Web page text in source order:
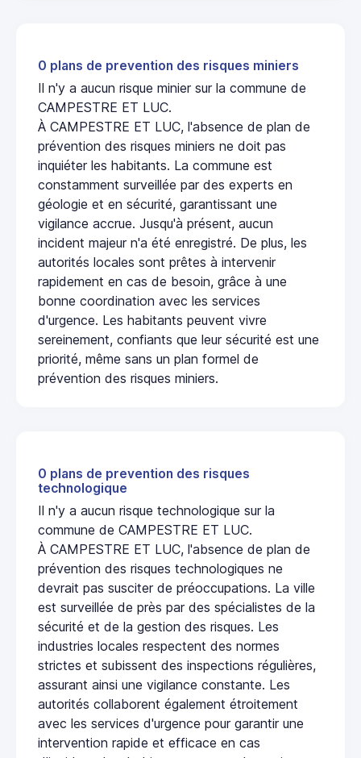
0 plans de prevention des risques miniers
Il n'y a aucun risque minier sur la commune de
CAMPESTRE ET LUC.
À CAMPESTRE ET LUC, l'absence de plan de
prévention des risques miniers ne doit pas
inquiéter les habitants. La commune est
constamment surveillée par des experts en
géologie et en sécurité, garantissant une
vigilance accrue. Jusqu'à présent, aucun
incident majeur n'a été enregistré. De plus, les
autorités locales sont prêtes à intervenir
rapidement en cas de besoin, grâce à une
bonne coordination avec les services
d'urgence. Les habitants peuvent vivre
sereinement, confiants que leur sécurité est une
priorité, même sans un plan formel de
prévention des risques miniers.
0 plans de prevention des risques
technologique
Il n'y a aucun risque technologique sur la
commune de CAMPESTRE ET LUC.
À CAMPESTRE ET LUC, l'absence de plan de
prévention des risques technologiques ne
devrait pas susciter de préoccupations. La ville
est surveillée de près par des spécialistes de la
sécurité et de la gestion des risques. Les
industries locales respectent des normes
strictes et subissent des inspections régulières,
assurant ainsi une vigilance constante. Les
autorités collaborent également étroitement
avec les services d'urgence pour garantir une
intervention rapide et efficace en cas